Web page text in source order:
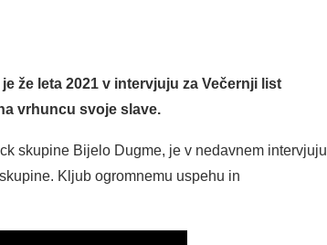
že leta 2021 v intervjuju za Večernji list
vrhuncu svoje slave.
skupine Bijelo Dugme, je v nedavnem intervjuju
Kljub ogromnemu uspehu in